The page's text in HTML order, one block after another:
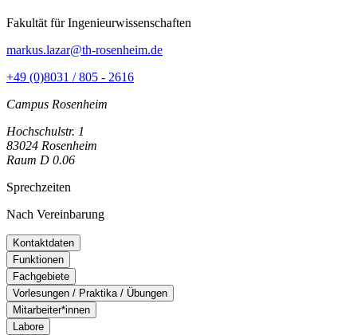
Fakultät für Ingenieurwissenschaften
markus.lazar@th-rosenheim.de
+49 (0)8031 / 805 - 2616
Campus Rosenheim
Hochschulstr. 1
83024 Rosenheim
Raum D 0.06
Sprechzeiten
Nach Vereinbarung
Kontaktdaten
Funktionen
Fachgebiete
Vorlesungen / Praktika / Übungen
Mitarbeiter*innen
Labore